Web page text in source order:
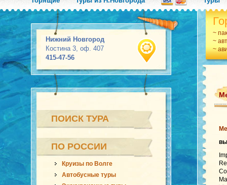
Нижний Новгород
Костина 3, оф. 407
415-47-56
~
~
~
ПОИСК ТУРА
ПО РОССИИ
Круизы по Волге
Автобусные туры